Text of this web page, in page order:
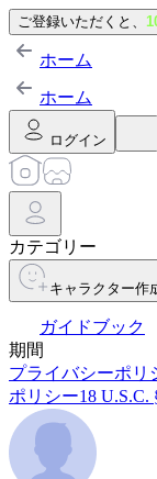
ご登録いただくと、
ホーム
ホーム
ログイン
カテゴリー
キャラクター作
ガイドブック
期間
プライバシーポリ
ポリシー18 U.S.C.